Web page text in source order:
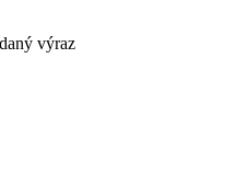
výraz